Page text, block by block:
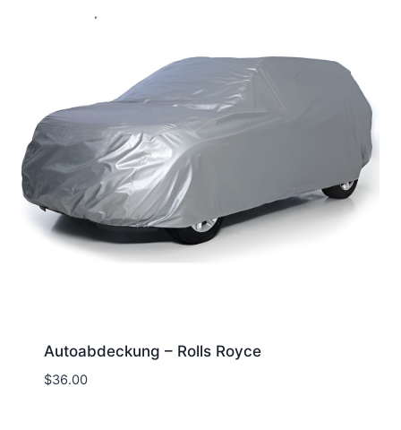
Autoabdeckung – Rolls Royce
$36.00